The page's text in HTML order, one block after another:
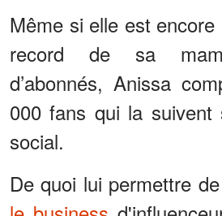
Même si elle est
record de sa
d’abonnés, Anissa
000 fans qui la suivent
social.
De quoi lui permettre